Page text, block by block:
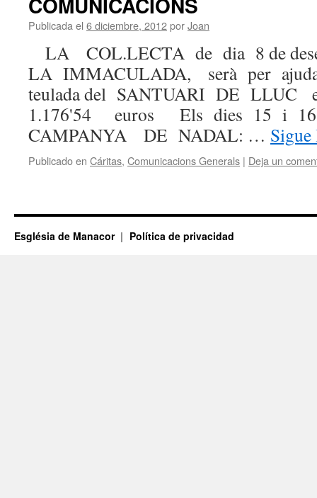
Publicada el 6 diciembre, 2012porJoan
LA COL.LECTA de dia 8 de
LA IMMACULADA, serà per
teulada del SANTUARI DE LLUC
1.176'54 euros Els dies 15 i 16
CAMPANYA DE NADAL: …
Publicado en Cáritas, Comunicacions Generals | Deja un
Església de Manacor Política de privacidad